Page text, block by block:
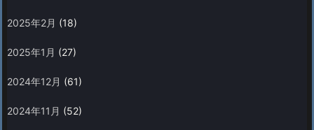
2025年2月 (18)
2025年1月 (27)
2024年12月 (61)
2024年11月 (52)